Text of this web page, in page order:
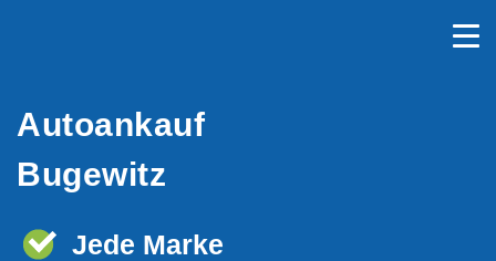
Autoankauf
Bugewitz
Jede Marke